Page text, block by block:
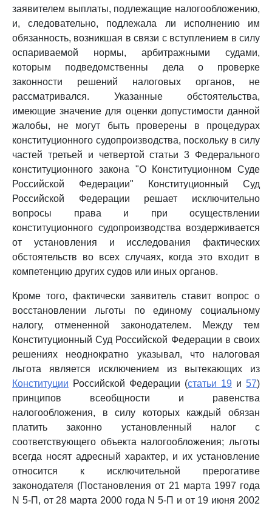
заявителем выплаты, подлежащие налогообложению,
и, следовательно, подлежала ли исполнению им
обязанность, возникшая в связи с вступлением в силу
оспариваемой нормы, арбитражными судами,
которым подведомственны дела о проверке
законности решений налоговых органов, не
рассматривался. Указанные обстоятельства,
имеющие значение для оценки допустимости данной
жалобы, не могут быть проверены в процедурах
конституционного судопроизводства, поскольку в силу
частей третьей и четвертой статьи 3 Федерального
конституционного закона "О Конституционном Суде
Российской Федерации" Конституционный Суд
Российской Федерации решает исключительно
вопросы права и при осуществлении
конституционного судопроизводства воздерживается
от установления и исследования фактических
обстоятельств во всех случаях, когда это входит в
компетенцию других судов или иных органов.
Кроме того, фактически заявитель ставит вопрос о
восстановлении льготы по единому социальному
налогу, отмененной законодателем. Между тем
Конституционный Суд Российской Федерации в своих
решениях неоднократно указывал, что налоговая
льгота является исключением из вытекающих из
Конституции Российской Федерации (статьи 19 и 57)
принципов всеобщности и равенства
налогообложения, в силу которых каждый обязан
платить законно установленный налог с
соответствующего объекта налогообложения; льготы
всегда носят адресный характер, и их установление
относится к исключительной прерогативе
законодателя (Постановления от 21 марта 1997 года
N 5-П, от 28 марта 2000 года N 5-П и от 19 июня 2002